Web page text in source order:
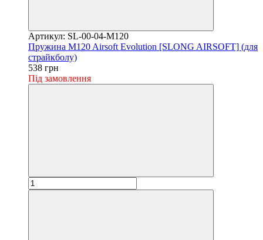
Артикул: SL-00-04-M120
Пружина M120 Airsoft Evolution [SLONG AIRSOFT] (для
страйкболу)
538 грн
Під замовлення